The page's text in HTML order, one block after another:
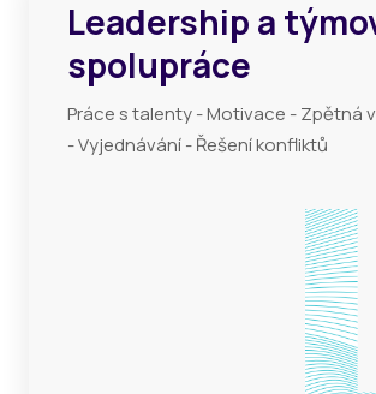
Leadership a
spolupráce
Práce s talenty - Motivace - Zpětná
- Vyjednávání - Řešení konfliktů